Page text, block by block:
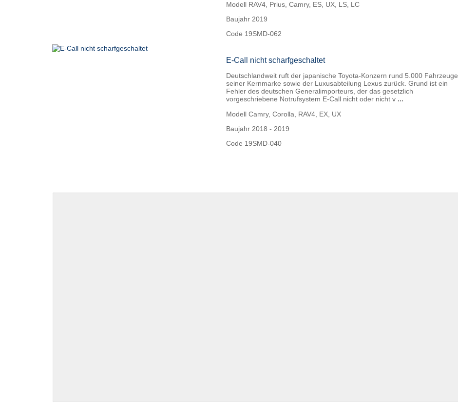
Modell RAV4, Prius, Camry, ES, UX, LS, LC
Baujahr2019
Code 19SMD-062
E-Call nicht scharfgeschaltet
Deutschlandweit ruft der japanische Toyota-Konzern rund 5.000 Fahrzeuge
seiner Kernmarke sowie der Luxusabteilung Lexus zurück. Grund ist ein
Fehler des deutschen Generalimporteurs, der das gesetzlich
vorgeschriebene Notrufsystem E-Call nicht oder nicht v ...
ModellCamry, Corolla, RAV4, EX, UX
Baujahr2018 - 2019
Code 19SMD-040